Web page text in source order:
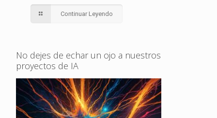
Continuar Leyendo
No dejes de echar un ojo a nuestros
proyectos de IA